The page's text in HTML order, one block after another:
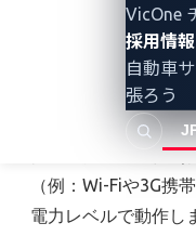
VicOne
採用情報
自動車
張ろう
めることを意味しま
して、UWBははる
えば、Wi-Fiは通常
はわずか20MHzを使
従来の狭帯域通信（
（例：Wi-Fiや3G携
電力レベルで動作し